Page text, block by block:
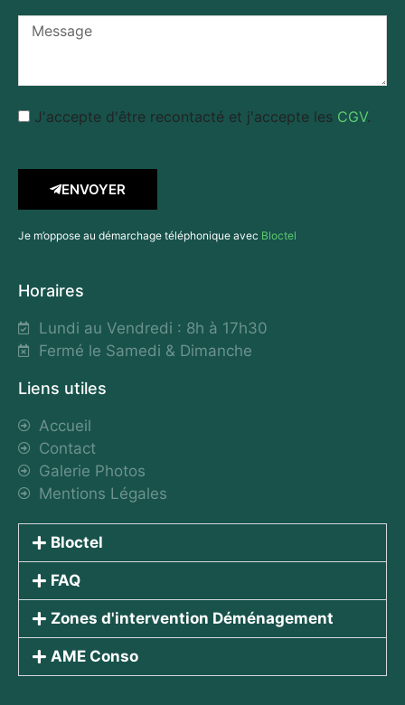
J'accepte d'être recontacté et j'accepte les CGV.
ENVOYER
Je m’oppose au démarchage téléphonique avec Bloctel
Horaires
Lundi au Vendredi : 8h à 17h30
Fermé le Samedi & Dimanche
Liens utiles
Accueil
Contact
Galerie Photos
Mentions Légales
Bloctel
FAQ
Zones d'intervention Déménagement
AME Conso